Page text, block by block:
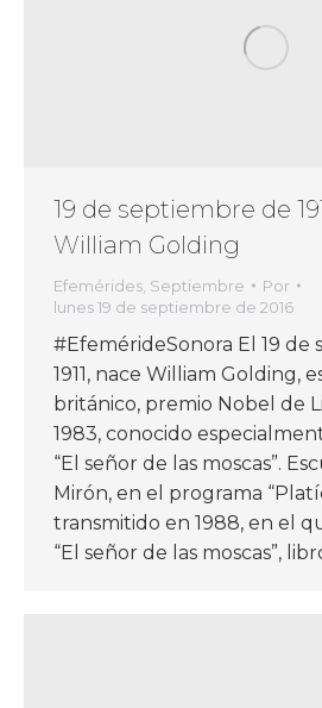
19 de septiembre de
William Golding
Efemérides Septiembre
Por
lunes 19 de septiembre de 2016
#EfemérideSonora El 19 de
1911, nace William Golding,
británico, premio Nobel de
1983, conocido
“El señor de las moscas”.
Mirón, en el programa
transmitido en 1988, en el
“El señor de las moscas”,